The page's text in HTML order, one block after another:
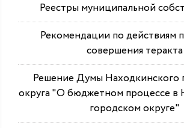
Реестры муниципальной
Рекомендации по действиям
совершения теракта
Решение Думы Находкинского
округа "О бюджетном процессе в
городском округе"